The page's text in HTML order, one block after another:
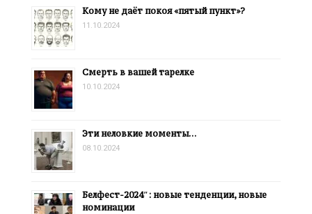
Кому не даёт покоя «пятый пункт»?
11.10.2024
Смерть в вашей тарелке
10.10.2024
Эти неловкие моменты…
08.10.2024
Белфест-2024″: новые тенденции, новые
номинации